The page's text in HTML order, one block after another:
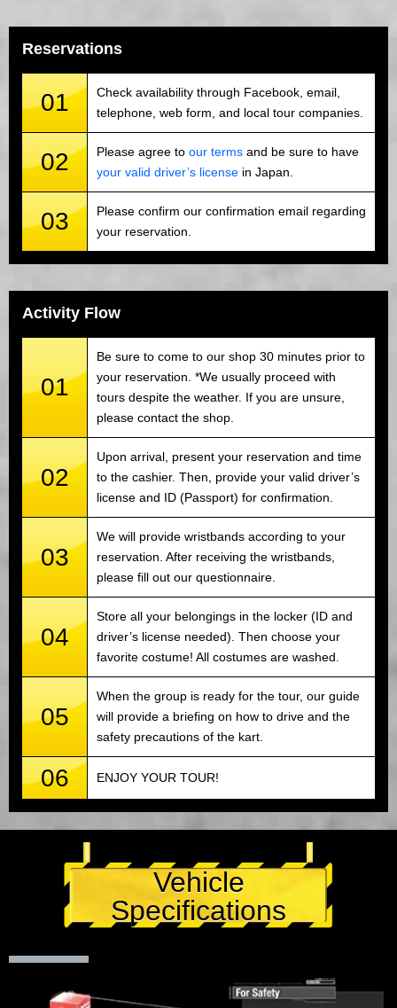
Reservations
01
Check availability through Facebook, email,
telephone, web form, and local tour companies.
02 Please agree to our terms and be sure to have
your valid driver’s license in Japan.
03
Please confirm our confirmation email regarding
your reservation.
Activity Flow
01
Be sure to come to our shop 30 minutes prior to
your reservation. *We usually proceed with
tours despite the weather. If you are unsure,
please contact the shop.
02
Upon arrival, present your reservation and time
to the cashier. Then, provide your valid driver’s
license and ID (Passport) for confirmation.
03
We will provide wristbands according to your
reservation. After receiving the wristbands,
please fill out our questionnaire.
04
Store all your belongings in the locker (ID and
driver’s license needed). Then choose your
favorite costume! All costumes are washed.
05
When the group is ready for the tour, our guide
will provide a briefing on how to drive and the
safety precautions of the kart.
06 ENJOY YOUR TOUR!
Vehicle
Specifications